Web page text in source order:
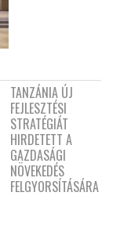
TANZÁNIA ÚJ
FEJLESZTÉSI
STRATÉGIÁT
HIRDETETT A
GAZDASÁGI
NÖVEKEDÉS
FELGYORSÍTÁSÁRA